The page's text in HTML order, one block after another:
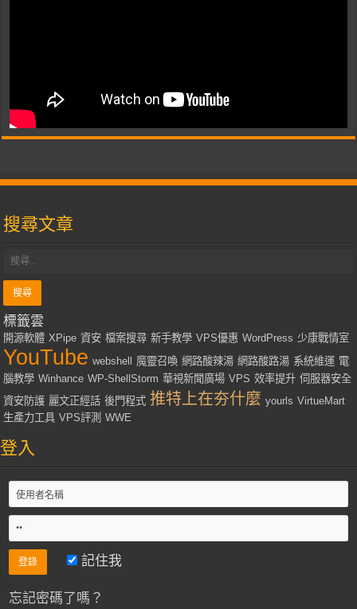
搜尋文章
標籤雲
開源軟體 XPipe 資安 檔案搜尋 新手教學 VPS優惠 WordPress 少康戰情室
YouTube webshell 魔靈召喚 網路酸辣湯 網路酸路湯 系統維運 電
腦教學 Winhance WP-ShellStorm 華視新聞廣場 VPS 效率提升 伺服器安全
資安防護 麗文正經話 後門程式 推特上在夯什麼 yourls VirtueMart
生產力工具 VPS評測 WWE
登入
記住我
忘記密碼了嗎？